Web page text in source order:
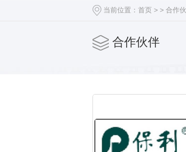
当前位置： 首页 > > 合作
合作伙伴